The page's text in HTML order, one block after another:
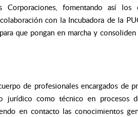
Corporaciones, fomentando así los
con la Incubadora de la
que pongan en marcha y
de profesionales encargados de
jurídico como técnico en procesos
en contacto las conocimientos